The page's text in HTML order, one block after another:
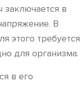
в
В
этого требуется
для организма.
в его